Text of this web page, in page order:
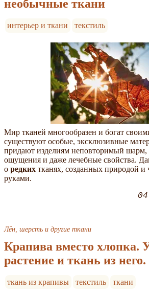
необычные ткани
интерьер и ткани текстиль
Мир тканей многообразен и богат
существуют особые, эксклюзивные
придают изделиям неповторимый шарм,
ощущения и даже лечебные свойства.
о редких тканях, созданных природой и
руками.
Лён, шерсть и другие ткани
Крапива вместо хлопка.
растение и ткань из
ткань из крапивы текстиль ткани